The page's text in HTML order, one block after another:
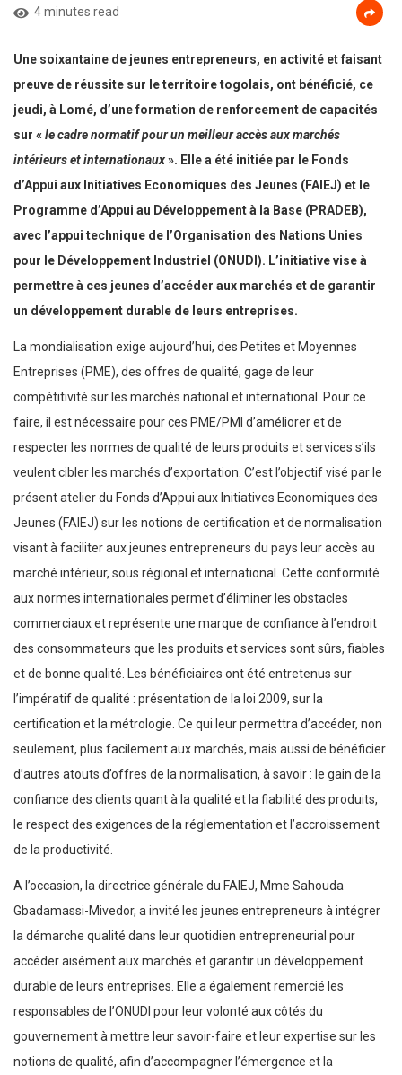
4 minutes read
Une soixantaine de jeunes entrepreneurs, en activité et faisant
preuve de réussite sur le territoire togolais, ont bénéficié, ce
jeudi, à Lomé, d’une formation de renforcement de capacités
sur «le cadre normatif pour un meilleur accès aux marchés
intérieurs et internationaux». Elle a été initiée par le Fonds
d’Appui aux Initiatives Economiques des Jeunes (FAIEJ) et le
Programme d’Appui au Développement à la Base (PRADEB),
avec l’appui technique de l’Organisation des Nations Unies
pour le Développement Industriel (ONUDI). L’initiative vise à
permettre à ces jeunes d’accéder aux marchés et de garantir
un développement durable de leurs entreprises.
La mondialisation exige aujourd’hui, des Petites et Moyennes
Entreprises (PME), des offres de qualité, gage de leur
compétitivité sur les marchés national et international. Pour ce
faire, il est nécessaire pour ces PME/PMI d’améliorer et de
respecter les normes de qualité de leurs produits et services s’ils
veulent cibler les marchés d’exportation. C’est l’objectif visé par le
présent atelier du Fonds d’Appui aux Initiatives Economiques des
Jeunes (FAIEJ) sur les notions de certification et de normalisation
visant à faciliter aux jeunes entrepreneurs du pays leur accès au
marché intérieur, sous régional et international. Cette conformité
aux normes internationales permet d’éliminer les obstacles
commerciaux et représente une marque de confiance à l’endroit
des consommateurs que les produits et services sont sûrs, fiables
et de bonne qualité. Les bénéficiaires ont été entretenus sur
l’impératif de qualité : présentation de la loi 2009, sur la
certification et la métrologie. Ce qui leur permettra d’accéder, non
seulement, plus facilement aux marchés, mais aussi de bénéficier
d’autres atouts d’offres de la normalisation, à savoir : le gain de la
confiance des clients quant à la qualité et la fiabilité des produits,
le respect des exigences de la réglementation et l’accroissement
de la productivité.
A l’occasion, la directrice générale du FAIEJ, Mme Sahouda
Gbadamassi-Mivedor, a invité les jeunes entrepreneurs à intégrer
la démarche qualité dans leur quotidien entrepreneurial pour
accéder aisément aux marchés et garantir un développement
durable de leurs entreprises. Elle a également remercié les
responsables de l’ONUDI pour leur volonté aux côtés du
gouvernement à mettre leur savoir-faire et leur expertise sur les
notions de qualité, afin d’accompagner l’émergence et la